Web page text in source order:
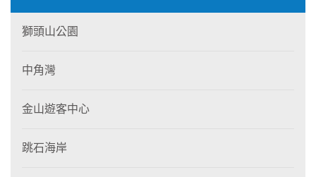
獅頭山公園
中角灣
金山遊客中心
跳石海岸